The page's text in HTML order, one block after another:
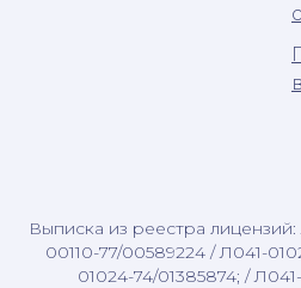
Выписка из реестра
00110-77/00589224 / Л041-
01024-74/01385874; /